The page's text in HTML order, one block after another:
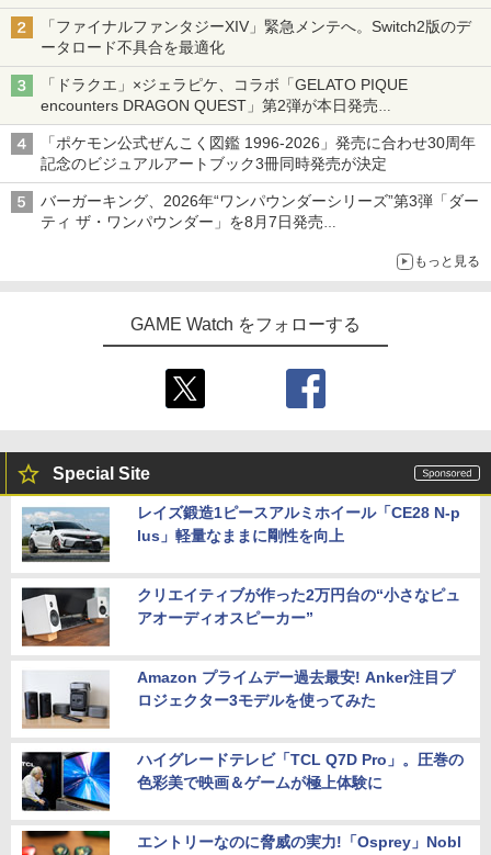
「ファイナルファンタジーXIV」緊急メンテへ。Switch2版のデ
ータロード不具合を最適化
「ドラクエ」×ジェラピケ、コラボ「GELATO PIQUE
encounters DRAGON QUEST」第2弾が本日発売
アイスカップに入ったスライムやわたぼう、ベビーサタンなどが
オリジナルアートで登場
「ポケモン公式ぜんこく図鑑 1996-2026」発売に合わせ30周年
記念のビジュアルアートブック3冊同時発売が決定
バーガーキング、2026年“ワンパウンダーシリーズ”第3弾「ダー
ティ ザ・ワンパウンダー」を8月7日発売
もっと見る
GAME Watch をフォローする
Special Site
レイズ鍛造1ピースアルミホイール「CE28 N-p
lus」軽量なままに剛性を向上
クリエイティブが作った2万円台の“小さなピュ
アオーディオスピーカー”
Amazon プライムデー過去最安! Anker注目プ
ロジェクター3モデルを使ってみた
ハイグレードテレビ「TCL Q7D Pro」。圧巻の
色彩美で映画＆ゲームが極上体験に
エントリーなのに脅威の実力!「Osprey」Nobl